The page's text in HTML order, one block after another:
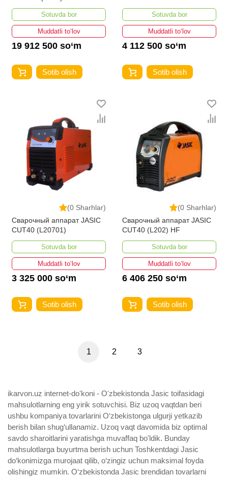
Sotuvda bor
Muddatli to‘lov
19 912 500 so‘m
Sotib olish
Sotuvda bor
Muddatli to‘lov
4 112 500 so‘m
Sotib olish
(0 Sharhlar)
Сварочный аппарат JASIC
CUT40 (L20701)
Sotuvda bor
Muddatli to‘lov
3 325 000 so‘m
Sotib olish
(0 Sharhlar)
Сварочный аппарат JASIC
CUT40 (L202) HF
Sotuvda bor
Muddatli to‘lov
6 406 250 so‘m
Sotib olish
1 2 3
ikarvon.uz internet-doʻkoni - Oʻzbekistonda Jasic toifasidagi
mahsulotlarning eng yirik sotuvchisi. Biz uzoq vaqtdan beri
ushbu kompaniya tovarlarini O‘zbekistonga ulgurji yetkazib
berish bilan shug‘ullanamiz. Uzoq vaqt davomida biz optimal
savdo sharoitlarini yaratishga muvaffaq bo'ldik. Bunday
mahsulotlarga buyurtma berish uchun Toshkentdagi Jasic
do‘konimizga murojaat qilib, o‘zingiz uchun maksimal foyda
olishingiz mumkin. O‘zbekistonda Jasic brendidan tovarlarni